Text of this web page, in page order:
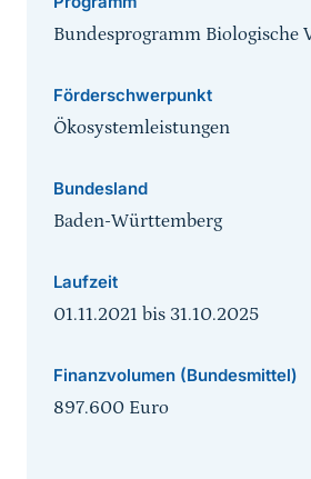
Bundesprogramm Biologische
Förderschwerpunkt
Ökosystemleistungen
Bundesland
Baden-Württemberg
Laufzeit
01.11.2021 bis 31.10.2025
Finanzvolumen (Bundesmittel)
897.600 Euro